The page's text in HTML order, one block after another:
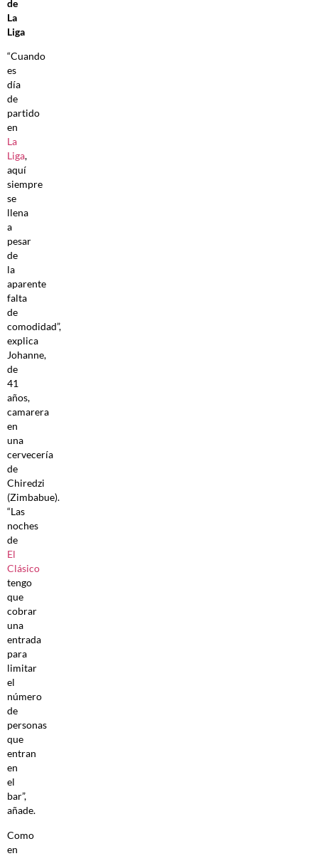
de
La
Liga
“Cuando
es
día
de
partido
en
La
Liga,
aquí
siempre
se
llena
a
pesar
de
la
aparente
falta
de
comodidad”,
explica
Johanne,
de
41
años,
camarera
en
una
cervecería
de
Chiredzi
(Zimbabue).
“Las
noches
de
El
Clásico
tengo
que
cobrar
una
entrada
para
limitar
el
número
de
personas
que
entran
en
el
bar”,
añade.
Como
en